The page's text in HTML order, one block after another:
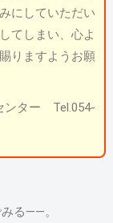
にしていただい
てしまい、心よ
りますようお願
ンター Tel.054-
る――。